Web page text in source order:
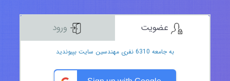
به جامعه 6310 نفری مهندسین سایت بپیوندید